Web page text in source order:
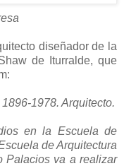
diseñador de la
de Iturralde, que
1978. Arquitecto.
en la Escuela de
de Arquitectura
Palacios va a realizar